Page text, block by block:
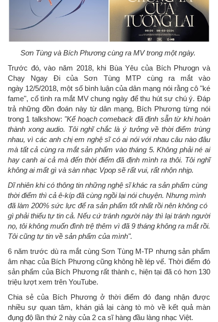
Sơn Tùng và Bích Phương cùng ra MV trong một ngày.
Trước đó, vào năm 2018, khi Bùa Yêu của Bích Phưogn và
Chạy Ngay Đi của Sơn Tùng MTP cùng ra mắt vào
ngày 12/5/2018, một số bình luận của dân mạng nói rằng cô "ké
fame", cố tình ra mắt MV chung ngày để thu hút sự chú ý. Đáp
trả những đồn đoán này từ dân mạng, Bích Phương từng nói
trong 1 talkshow: "Kế hoạch comeback đã định sẵn từ khi hoàn
thành xong audio. Tôi nghĩ chắc là ý tưởng về thời điểm trùng
nhau, vì các anh chị em nghệ sĩ có ai nói với nhau câu nào đâu
mà tất cả cùng ra mắt sản phẩm vào tháng 5. Không phải né ai
hay canh ai cả mà đến thời điểm đã định mình ra thôi. Tôi nghĩ
không ai mất gì và sàn nhạc Vpop sẽ rất vui, rất nhộn nhịp.
Dĩ nhiên khi có thông tin những nghệ sĩ khác ra sản phẩm cùng
thời điểm thì cả ê-kíp đã cùng ngồi lại nói chuyện. Nhưng mình
đã làm 200% sức lực để ra sản phẩm tốt nhất rồi nên không có
gì phải thiếu tự tin cả. Nếu cứ tránh người này thì lại tránh người
nọ, tôi không muốn đình trệ thêm vì đã 9 tháng không ra mắt rồi.
Tôi cũng tự tin về sản phẩm của mình".
6 năm trước dù ra mắt cùng Sơn Tùng M-TP nhưng sản phẩm
âm nhạc của Bích Phương cũng không hề lép vế. Thời điểm đó
sản phẩm của Bích Phương rất thành c, hiện tại đã có hơn 130
triệu lượt xem trên YouTube.
Chia sẻ của Bích Phương ở thời điểm đó đang nhận được
nhiều sự quan tâm, khán giả lại càng tò mò về kết quả màn
đụng độ lần thứ 2 này của 2 ca sĩ hàng đầu làng nhạc Việt.